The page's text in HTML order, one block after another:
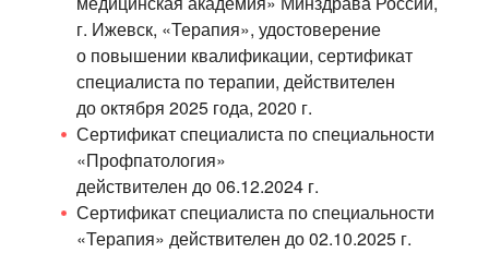
г. Ижевск, «Терапия», удостоверение
о повышении квалификации, сертификат
специалиста по терапии, действителен
до октября 2025 года, 2020 г.
Сертификат специалиста по специальности
«Профпатология»
действителен до06.12.2024 г.
Сертификат специалиста по специальности
«Терапия» действителен до02.10.2025 г.